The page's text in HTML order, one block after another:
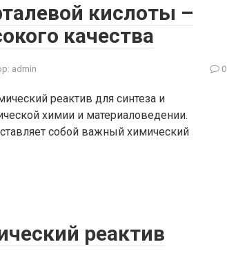
кислоты –
качества
admin 0
реактив для синтеза и
химии и материаловедении.
собой важный химический
реактив